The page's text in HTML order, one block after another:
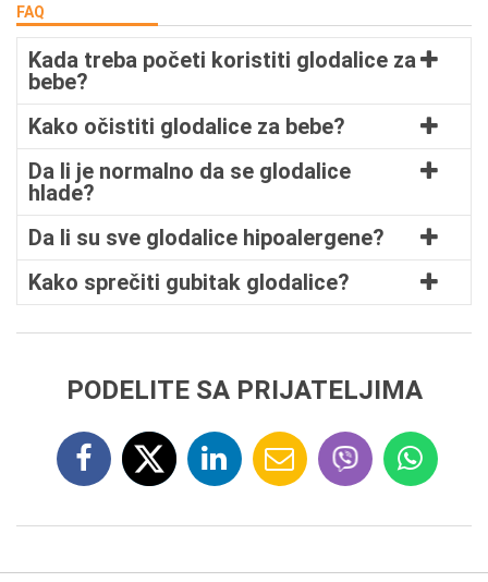
FAQ
Kada treba početi koristiti glodalice za
bebe?
Kako očistiti glodalice za bebe?
Da li je normalno da se glodalice
hlade?
Da li su sve glodalice hipoalergene?
Kako sprečiti gubitak glodalice?
PODELITE SA PRIJATELJIMA